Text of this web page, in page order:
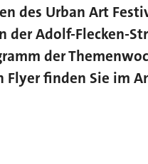
des Urban Art
der Adolf-Flecken-
der
finden Sie im